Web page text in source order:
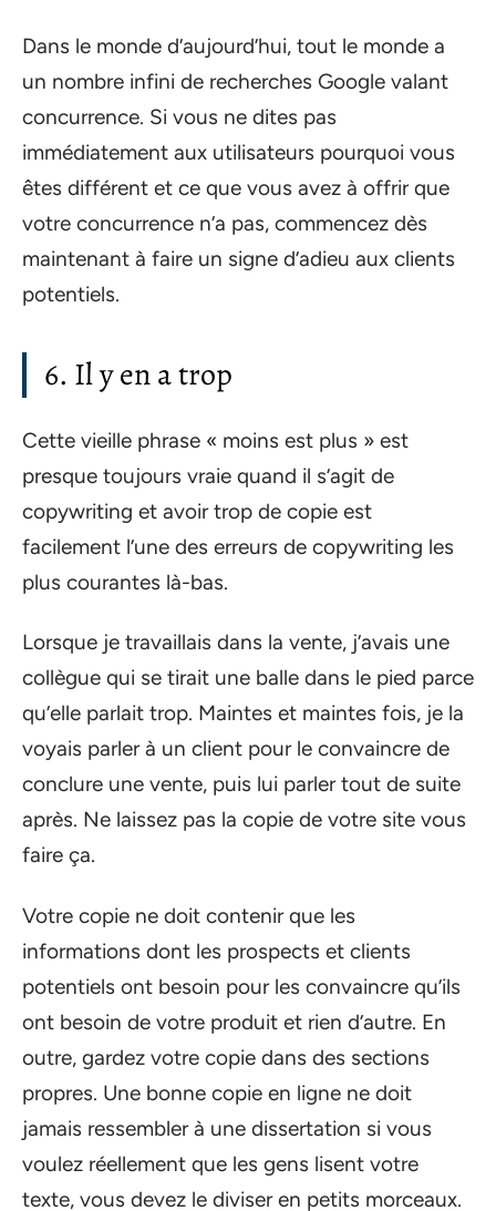
Dans le monde d’aujourd’hui, tout le monde a
un nombre infini de recherches Google valant
concurrence. Si vous ne dites pas
immédiatement aux utilisateurs pourquoi vous
êtes différent et ce que vous avez à offrir que
votre concurrence n’a pas, commencez dès
maintenant à faire un signe d’adieu aux clients
potentiels.
6. Il y en a trop
Cette vieille phrase « moins est plus » est
presque toujours vraie quand il s’agit de
copywriting et avoir trop de copie est
facilement l’une des erreurs de copywriting les
plus courantes là-bas.
Lorsque je travaillais dans la vente, j’avais une
collègue qui se tirait une balle dans le pied parce
qu’elle parlait trop. Maintes et maintes fois, je la
voyais parler à un client pour le convaincre de
conclure une vente, puis lui parler tout de suite
après. Ne laissez pas la copie de votre site vous
faire ça.
Votre copie ne doit contenir que les
informations dont les prospects et clients
potentiels ont besoin pour les convaincre qu’ils
ont besoin de votre produit et rien d’autre. En
outre, gardez votre copie dans des sections
propres. Une bonne copie en ligne ne doit
jamais ressembler à une dissertation si vous
voulez réellement que les gens lisent votre
texte, vous devez le diviser en petits morceaux.